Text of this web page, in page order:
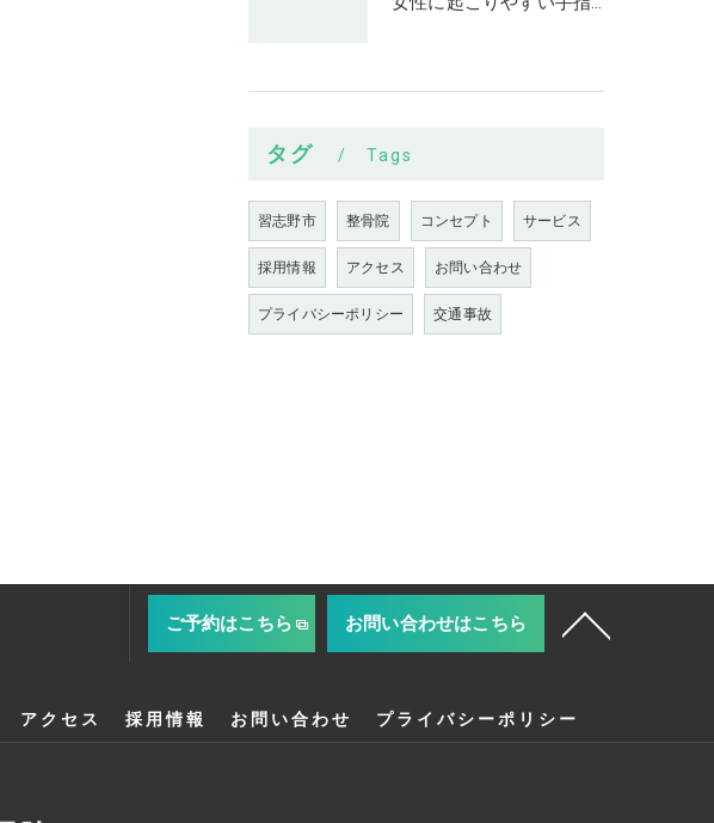
タグ Tags
習志野市 整骨院 コンセプト サービス
採用情報 アクセス お問い合わせ
プライバシーポリシー 交通事故
ご予約はこちら お問い合わせはこちら
アクセス 採用情報 お問い合わせ プライバシーポリシー